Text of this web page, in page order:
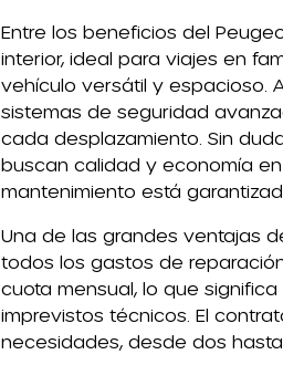
Entre los beneficios del
interior, ideal para viajes en
vehículo versátil y espacioso.
sistemas de seguridad
cada desplazamiento. Sin
buscan calidad y economía
mantenimiento está
Una de las grandes ventajas
todos los gastos de
cuota mensual, lo que
imprevistos técnicos. El
necesidades, desde dos hasta